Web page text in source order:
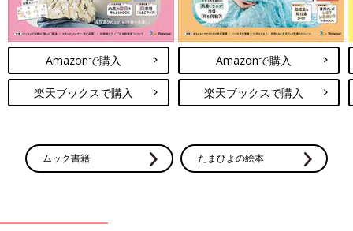
Amazonで購入
楽天ブックスで購入
Amazonで購入
楽天ブックスで購入
ムック書籍 たまひよの絵本